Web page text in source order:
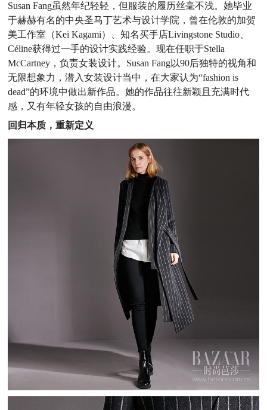
Susan Fang虽然年纪轻轻，但服装的履历丝毫不浅。她毕业
于赫赫有名的中央圣马丁艺术与设计学院，曾在伦敦的加贺
美工作室（Kei Kagami）、知名买手店Livingstone Studio、
Céline获得过一手的设计实践经验。现在任职于Stella
McCartney，负责女装设计。Susan Fang以90后独特的视角和
无限想象力，潜入女装设计当中，在大家认为“fashion is
dead”的环境中做出新作品。她的作品往往新颖且充满时代
感，又有年轻女孩的自由浪漫。
回归本质，重新定义